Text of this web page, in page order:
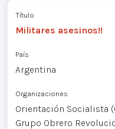
Título
Militares asesinos!!
País
Argentina
Organizaciones
Orientación Socialista
Grupo Obrero